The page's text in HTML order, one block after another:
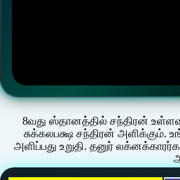
8வது ஸ்தானத்தில் சந்திரன்
சுக்கலபக்ஷ சந்திரன் அளிக்கும்.
அளிப்பது உறுதி. தனுர்